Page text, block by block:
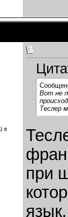
в
Вот не
Теслер
при